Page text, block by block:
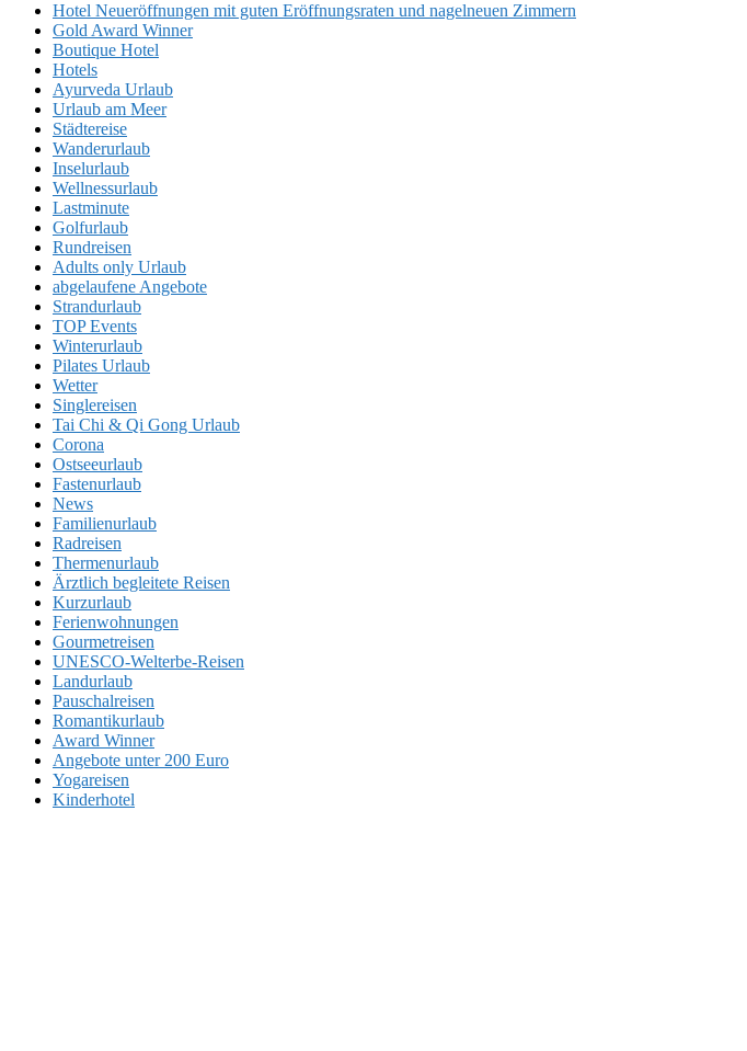
Hotel Neueröffnungen mit guten Eröffnungsraten und nagelneuen Zimmern
Gold Award Winner
Boutique Hotel
Hotels
Ayurveda Urlaub
Urlaub am Meer
Städtereise
Wanderurlaub
Inselurlaub
Wellnessurlaub
Lastminute
Golfurlaub
Rundreisen
Adults only Urlaub
abgelaufene Angebote
Strandurlaub
TOP Events
Winterurlaub
Pilates Urlaub
Wetter
Singlereisen
Tai Chi & Qi Gong Urlaub
Corona
Ostseeurlaub
Fastenurlaub
News
Familienurlaub
Radreisen
Thermenurlaub
Ärztlich begleitete Reisen
Kurzurlaub
Ferienwohnungen
Gourmetreisen
UNESCO-Welterbe-Reisen
Landurlaub
Pauschalreisen
Romantikurlaub
Award Winner
Angebote unter 200 Euro
Yogareisen
Kinderhotel